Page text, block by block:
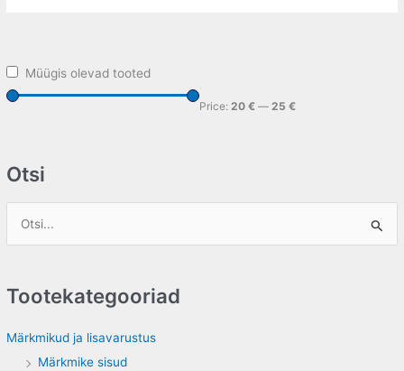
Müügis olevad tooted
Price:20 € —25 €
Otsi
Tootekategooriad
Märkmikud ja lisavarustus
Märkmike sisud